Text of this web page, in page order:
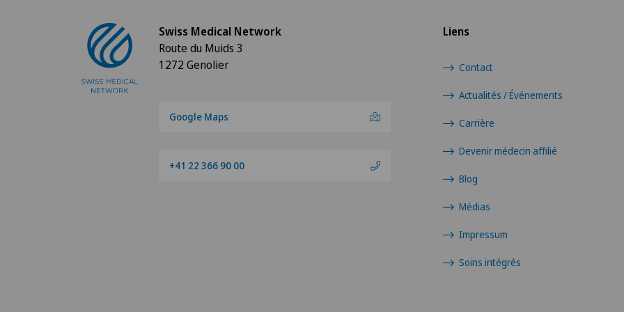
Liens
Contact
Actualités / Événements
Carrière
Devenir médecin affilié
Blog
Médias
Impressum
Soins intégrés
Swiss Medical Network
Route du Muids 3
1272 Genolier
Google Maps
+41 22 366 90 00